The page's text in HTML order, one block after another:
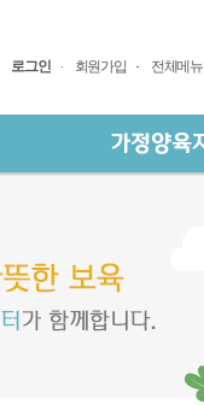
로그인 회원가입 전체메뉴